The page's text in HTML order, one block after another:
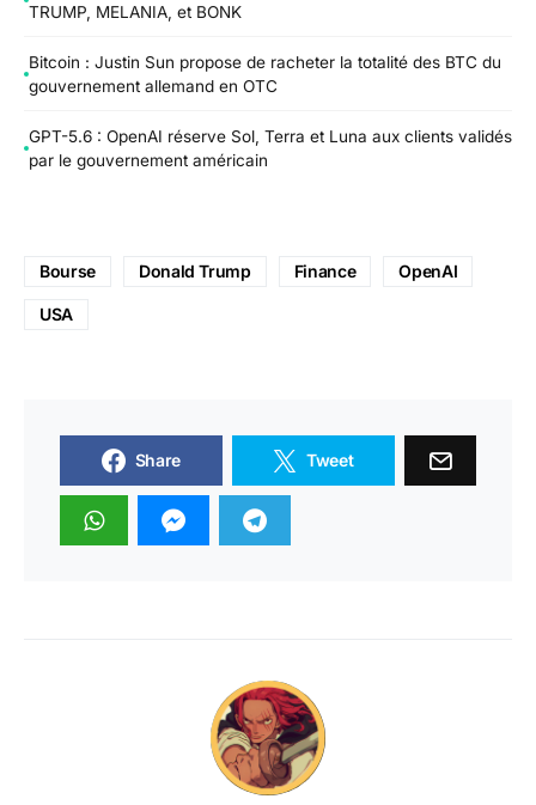
TRUMP, MELANIA, et BONK
Bitcoin : Justin Sun propose de racheter la totalité des BTC du
gouvernement allemand en OTC
GPT-5.6 : OpenAI réserve Sol, Terra et Luna aux clients validés
par le gouvernement américain
Bourse Donald Trump Finance OpenAI
USA
Share Tweet